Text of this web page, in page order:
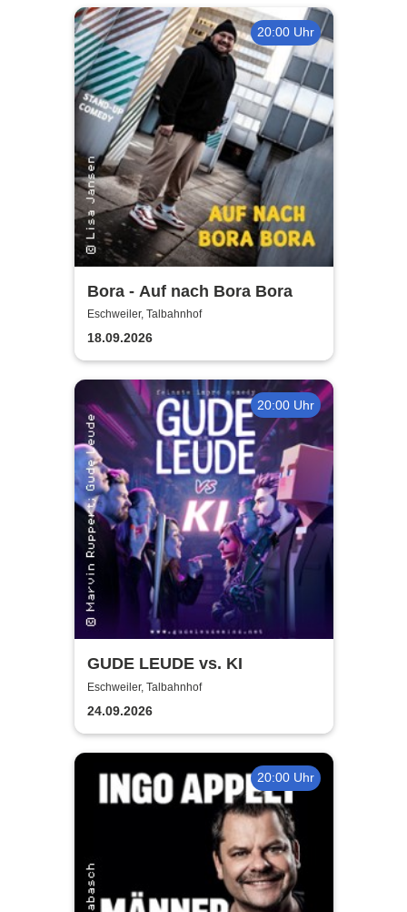
20:00 Uhr
Bora - Auf nach Bora Bora
Eschweiler, Talbahnhof
18.09.2026
20:00 Uhr
GUDE LEUDE vs. KI
Eschweiler, Talbahnhof
24.09.2026
20:00 Uhr